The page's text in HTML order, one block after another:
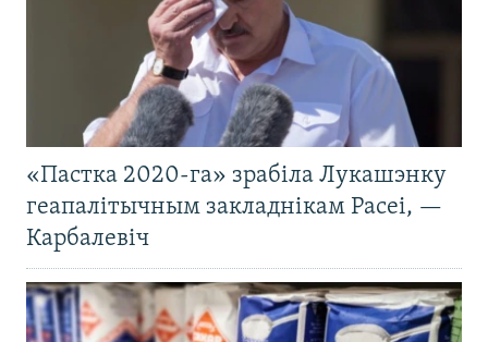
«Пастка 2020-га» зрабіла Лукашэнку
геапалітычным закладнікам Расеі, —
Карбалевіч